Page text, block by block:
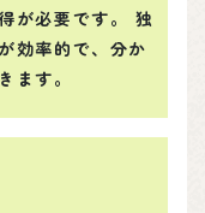
が必要です。 独
効率的で、分か
ます。